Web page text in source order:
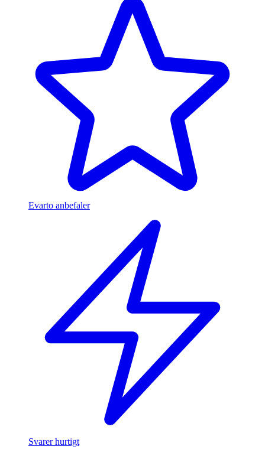
Evarto anbefaler
Svarer hurtigt